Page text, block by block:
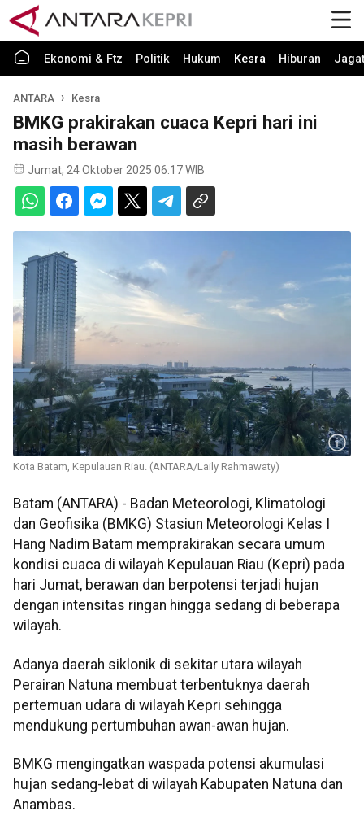
Ekonomi & Ftz Politik Hukum Kesra Hiburan Jagat
ANTARA Kesra
BMKG prakirakan cuaca Kepri hari ini
masih berawan
Jumat, 24 Oktober 2025 06:17 WIB
Kota Batam, Kepulauan Riau. (ANTARA/Laily Rahmawaty)
Batam (ANTARA) - Badan Meteorologi, Klimatologi
dan Geofisika (BMKG) Stasiun Meteorologi Kelas I
Hang Nadim Batam memprakirakan secara umum
kondisi cuaca di wilayah Kepulauan Riau (Kepri) pada
hari Jumat, berawan dan berpotensi terjadi hujan
dengan intensitas ringan hingga sedang di beberapa
wilayah.
Adanya daerah siklonik di sekitar utara wilayah
Perairan Natuna membuat terbentuknya daerah
pertemuan udara di wilayah Kepri sehingga
mendukung pertumbuhan awan-awan hujan.
BMKG mengingatkan waspada potensi akumulasi
hujan sedang-lebat di wilayah Kabupaten Natuna dan
Anambas.